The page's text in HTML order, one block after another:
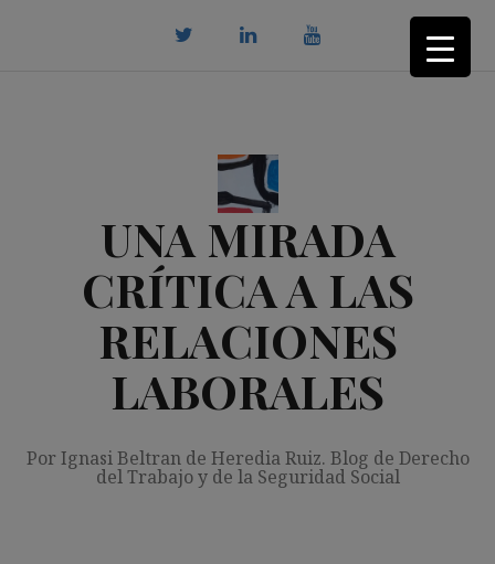
UNA MIRADA
CRÍTICA A LAS
RELACIONES
LABORALES
Por Ignasi Beltran de Heredia Ruiz. Blog de Derecho
del Trabajo y de la Seguridad Social